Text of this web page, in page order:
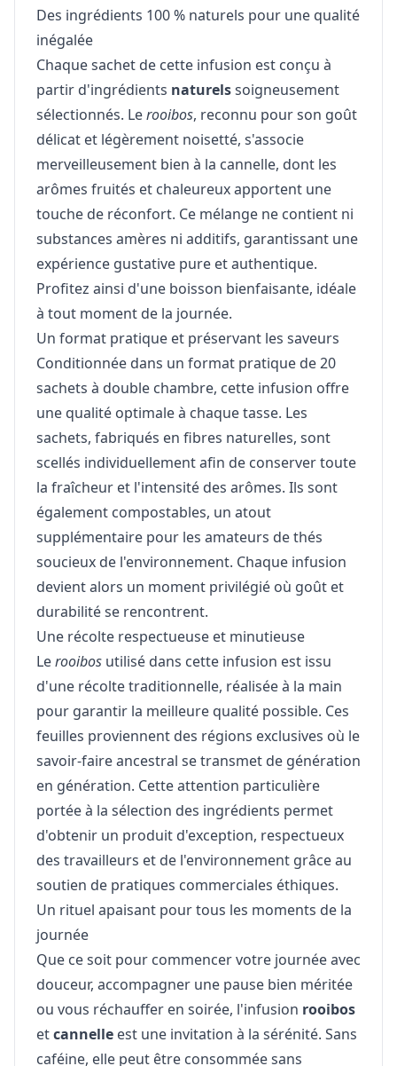
Des ingrédients 100 % naturels pour une qualité
inégalée
Chaque sachet de cette infusion est conçu à
partir d'ingrédients naturelssoigneusement
sélectionnés. Lerooibos, reconnu pour son goût
délicat et légèrement noisetté, s'associe
merveilleusement bien à la cannelle, dont les
arômes fruités et chaleureux apportent une
touche de réconfort. Ce mélange ne contient ni
substances amères ni additifs, garantissant une
expérience gustative pure et authentique.
Profitez ainsi d'une boisson bienfaisante, idéale
à tout moment de la journée.
Un format pratique et préservant les saveurs
Conditionnée dans un format pratique de 20
sachets à double chambre, cette infusion offre
une qualité optimale à chaque tasse. Les
sachets, fabriqués en fibres naturelles, sont
scellés individuellement afin de conserver toute
la fraîcheur et l'intensité des arômes. Ils sont
également compostables, un atout
supplémentaire pour les amateurs de thés
soucieux de l'environnement. Chaque infusion
devient alors un moment privilégié où goût et
durabilité se rencontrent.
Une récolte respectueuse et minutieuse
Lerooibos utilisé dans cette infusion est issu
d'une récolte traditionnelle, réalisée à la main
pour garantir la meilleure qualité possible. Ces
feuilles proviennent des régions exclusives où le
savoir-faire ancestral se transmet de génération
en génération. Cette attention particulière
portée à la sélection des ingrédients permet
d'obtenir un produit d'exception, respectueux
des travailleurs et de l'environnement grâce au
soutien de pratiques commerciales éthiques.
Un rituel apaisant pour tous les moments de la
journée
Que ce soit pour commencer votre journée avec
douceur, accompagner une pause bien méritée
ou vous réchauffer en soirée, l'infusion rooibos
etcannelle est une invitation à la sérénité. Sans
caféine, elle peut être consommée sans